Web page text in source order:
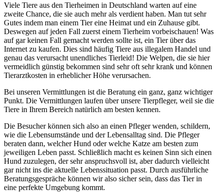
Viele Tiere aus den Tierheimen in Deutschland warten auf eine
zweite Chance, die sie auch mehr als verdient haben. Man tut sehr
Gutes indem man einem Tier eine Heimat und ein Zuhause gibt.
Deswegen auf jeden Fall zuerst einem Tierheim vorbeischauen! Was
auf gar keinen Fall gemacht werden sollte ist, ein Tier über das
Internet zu kaufen. Dies sind häufig Tiere aus illegalem Handel und
genau das verursacht unendliches Tierleid! Die Welpen, die sie hier
vermeidlich günstig bekommen sind sehr oft sehr krank und können
Tierarztkosten in erheblicher Höhe verursachen.
Bei unseren Vermittlungen ist die Beratung ein ganz, ganz wichtiger
Punkt. Die Vermittlungen laufen über unsere Tierpfleger, weil sie die
Tiere in Ihrem Bereich natürlich am besten kennen.
Die Besucher können sich also an einen Pfleger wenden, schildern,
wie die Lebensumstände und der Lebensalltag sind. Die Pfleger
beraten dann, welcher Hund oder welche Katze am besten zum
jeweiligen Leben passt. Schließlich macht es keinen Sinn sich einen
Hund zuzulegen, der sehr anspruchsvoll ist, aber dadurch vielleicht
gar nicht ins die aktuelle Lebenssituation passt. Durch ausführliche
Beratungsgespräche können wir also sicher sein, dass das Tier in
eine perfekte Umgebung kommt.